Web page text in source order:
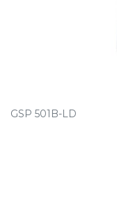
GSP 501B-LD